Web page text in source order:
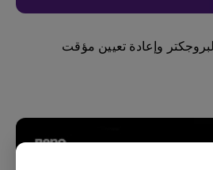
وإعادة تعيين مؤقت